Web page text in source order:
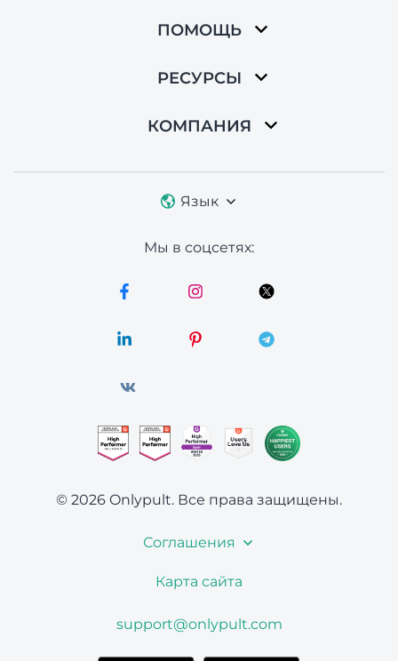
ПОМОЩЬ
РЕСУРСЫ
КОМПАНИЯ
Язык
Мы в соцсетях:
© 2026 Onlypult. Все права защищены.
Соглашения
Карта сайта
support@onlypult.com